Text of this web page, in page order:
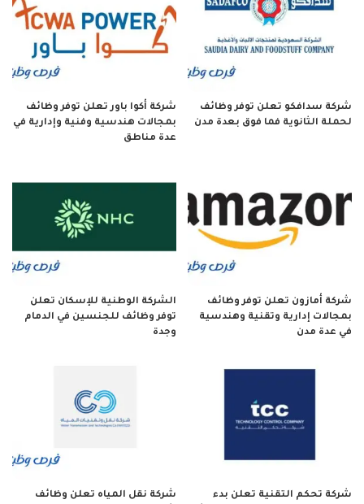
شركة سدافكو تعلن توفر وظائف
لحملة الثانوية فما فوق بعدة مدن
شركة أكوا باور تعلن توفر وظائف
بمجالات هندسية وفنية وإدارية في
عدة مناطق
شركة أمازون تعلن توفر وظائف
بمجالات إدارية وتقنية وهندسية
في عدة مدن
الشركة الوطنية للإسكان تعلن
توفر وظائف للجنسين في الدمام
وجدة
شركة تحكم التقنية تعلن بدء
شركة نقل المياه تعلن وظائف